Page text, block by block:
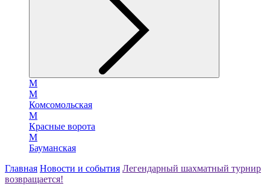
М
М
Комсомольская
М
Красные ворота
М
Бауманская
Главная Новости и события Легендарный шахматный турнир
возвращается!